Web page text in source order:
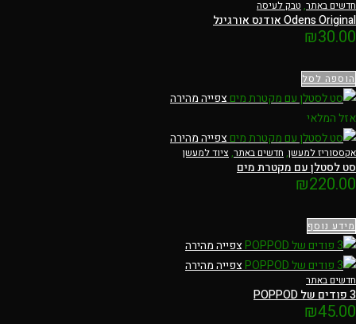
חדשים באתר, טבק לעיסה
Odens Original אודנס אורגינל
₪30.00
הוספה לסל
צפייה מהירה
אזל המלאי
צפייה מהירה
אקססוריז למעשן, חדשים באתר, ציוד למעשן
סט לסטלן עם מקטרת מים
₪220.00
מידע נוסף
צפייה מהירה
צפייה מהירה
חדשים באתר
3 פודים של POPPOD
₪45.00